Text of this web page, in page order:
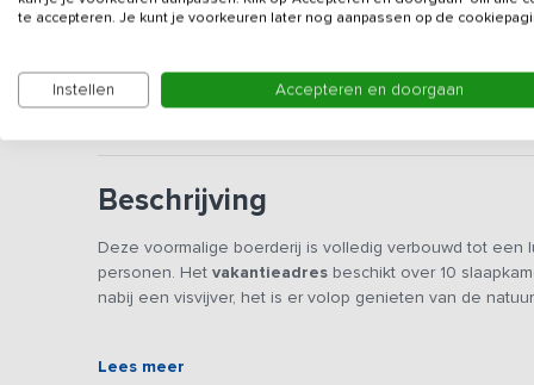
Gegevens van de
Gezien de luxe inrichting word deze
groepen.
Beschrijving
Deze voormalige boerderij is volledig verbouwd tot
personen. Het vakantieadres beschikt over 10
nabij een visvijver, het is er volop genieten van de
verblijfkamers, twee keukens (aangrenzend aan elkaar),
Lees meer
te accepteren. Je kunt je voorkeuren later nog aanpassen op de
Instellen Accepteren en doorgaan